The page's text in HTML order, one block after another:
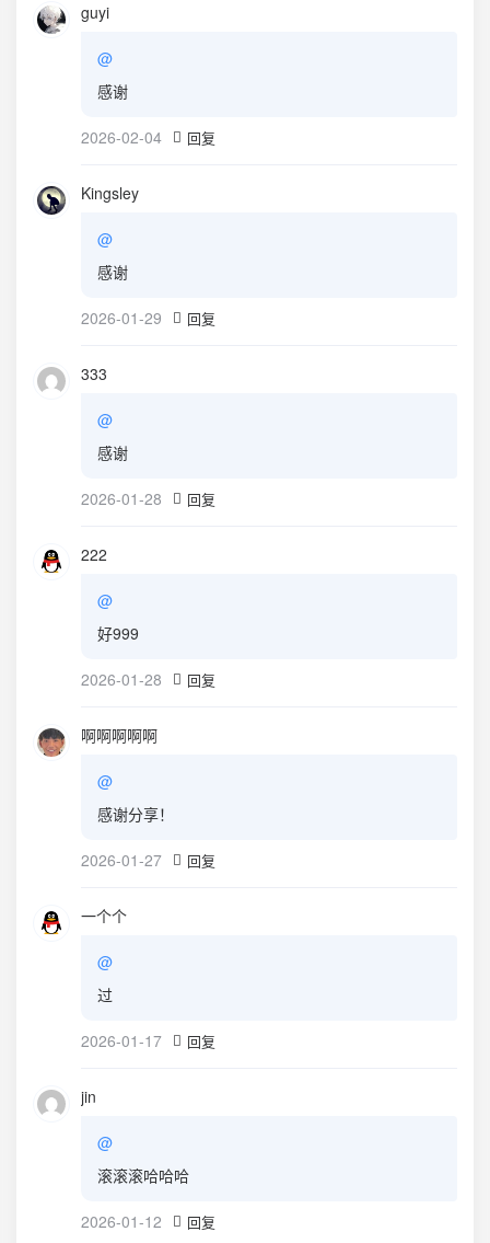
guyi
@
感谢
2026-02-04 回复
Kingsley
@
感谢
2026-01-29 回复
333
@
感谢
2026-01-28 回复
222
@
好999
2026-01-28 回复
啊啊啊啊啊
@
感谢分享！
2026-01-27 回复
一个个
@
过
2026-01-17 回复
jin
@
滚滚滚哈哈哈
2026-01-12 回复